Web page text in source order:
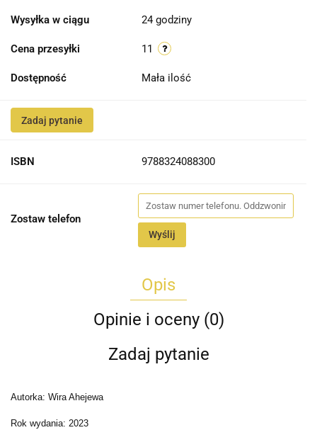
Wysyłka w ciągu 24 godziny
Cena przesyłki 11
Dostępność Mała ilość
Zadaj pytanie
ISBN 9788324088300
Zostaw telefon
Wyślij
Opis
Opinie i oceny (0)
Zadaj pytanie
Autorka: Wira Ahejewa
Rok wydania: 2023